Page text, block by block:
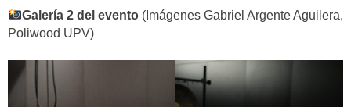
Galería 2 del evento(Imágenes Gabriel Argente Aguilera,
Poliwood UPV)